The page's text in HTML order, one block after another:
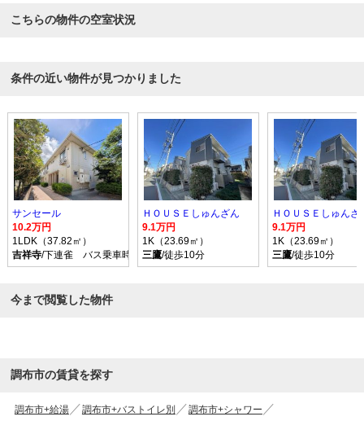
こちらの物件の空室状況
条件の近い物件が見つかりました
サンセール
10.2万円
1LDK（37.82㎡）
吉祥寺/下連雀 バス乗車時間9分 停歩6分
ＨＯＵＳＥしゅんざん
9.1万円
1K（23.69㎡）
三鷹/徒歩10分
ＨＯＵＳＥしゅんざ
9.1万円
1K（23.69㎡）
三鷹/徒歩10分
今まで閲覧した物件
調布市の賃貸を探す
調布市+給湯 調布市+バストイレ別
調布市+シャワー